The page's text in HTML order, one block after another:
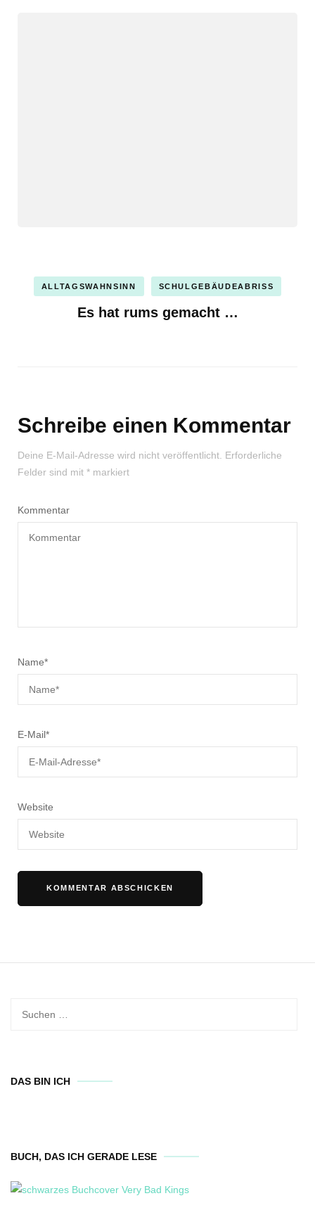
ALLTAGSWAHNSINN SCHULGEBÄUDEABRISS
Es hat rums gemacht …
Schreibe einen Kommentar
Deine E-Mail-Adresse wird nicht veröffentlicht. Erforderliche
Felder sind mit * markiert
Kommentar
Name*
E-Mail*
Website
Suchen
DAS BIN ICH
BUCH, DAS ICH GERADE LESE